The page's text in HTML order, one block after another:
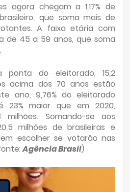
agora chegam a 1,17% de
que soma mais de
A faixa etária com
de 45 a 59 anos, que soma
do eleitorado, 15,2
acima dos 70 anos estão
ano, 9,76% do eleitorado
23% maior que em 2020,
milhões. Somando-se aos
milhões de brasileiras e
escolher se votarão nas
Agência Brasil)